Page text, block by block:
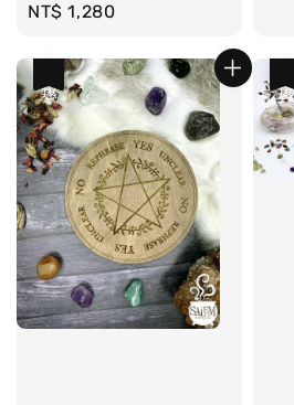
Regular
NT$ 1,280